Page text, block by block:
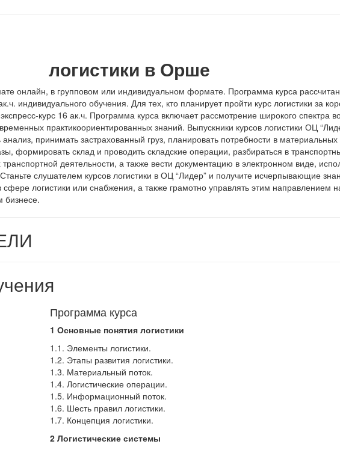
логистики в Орше
онлайн, в групповом или индивидуальном формате. Программа курса
индивидуального обучения. Для тех, кто планирует пройти курс логистики за
курс 16 ак.ч. Программа курса включает рассмотрение широкого спектра
практикоориентированных знаний. Выпускники курсов логистики ОЦ
принимать застрахованный груз, планировать потребности в материальных
формировать склад и проводить складские операции, разбираться в
деятельности, а также вести документацию в электронном виде,
Станьте слушателем курсов логистики в ОЦ “Лидер” и получите исчерпывающие
сфере логистики или снабжения, а также грамотно управлять этим направлением
бизнесе.
Программа курса
1 Основные понятия логистики
1.1. Элементы логистики.
1.2. Этапы развития логистики.
1.3. Материальный поток.
1.4. Логистические операции.
1.5. Информационный поток.
1.6. Шесть правил логистики.
1.7. Концепция логистики.
2 Логистические системы